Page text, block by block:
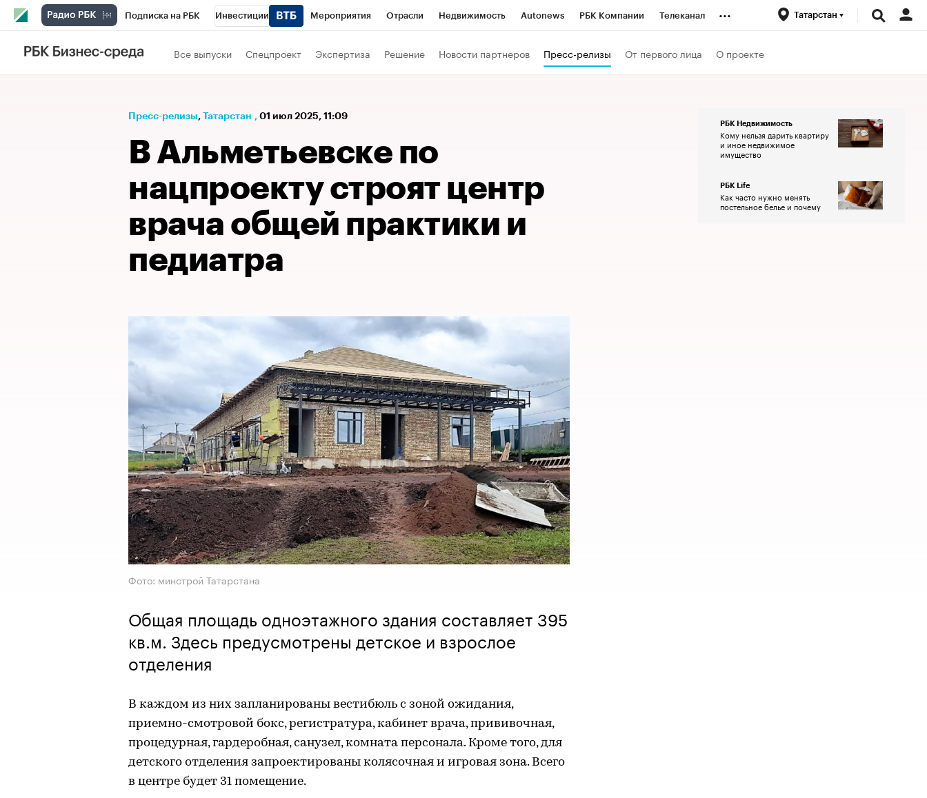
Подписка на РБК Инвестиции Мероприятия Отрасли Недвижимость Autonews РБК Компании Телеканал
РБК Вино
Проверка контрагентов
... Татарстан
Все выпуски Спецпроект Экспертиза Решение Новости партнеров Пресс-релизы От первого лица О проекте
Пресс-релизы⁠, Татарстан , 01 июл 2025, 11:09
В Альметьевске по
нацпроекту строят центр
врача общей практики и
педиатра
Фото: минстрой Татарстана
Общая площадь одноэтажного здания составляет 395
кв.м. Здесь предусмотрены детское и взрослое
отделения
В каждом из них запланированы вестибюль с зоной ожидания,
приемно-смотровой бокс, регистратура, кабинет врача, прививочная,
процедурная, гардеробная, санузел, комната персонала. Кроме того, для
детского отделения запроектированы колясочная и игровая зона. Всего
в центре будет 31 помещение.
РБК Недвижимость
Кому нельзя дарить квартиру
и иное недвижимое
имущество
РБК Life
Как часто нужно менять
постельное белье и почему